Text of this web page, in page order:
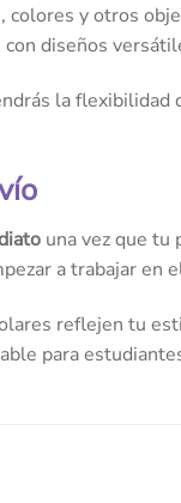
colores y otros
diseños
la
una vez que tu
a trabajar en
reflejen tu
para